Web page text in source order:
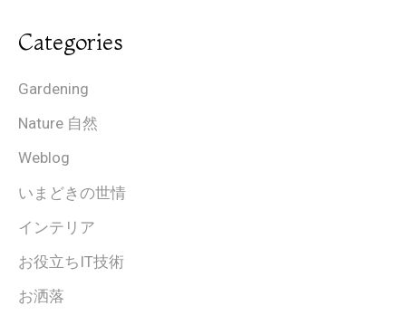
Categories
Gardening
Nature 自然
Weblog
いまどきの世情
インテリア
お役立ちIT技術
お洒落